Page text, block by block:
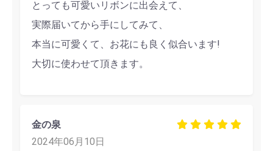
とっても可愛いリボンに出会えて、
実際届いてから手にしてみて、
本当に可愛くて、お花にも良く似合います!
大切に使わせて頂きます。
金の泉
2024年06月10日